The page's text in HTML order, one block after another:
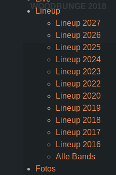
Lineup
Lineup 2027
Lineup 2026
Lineup 2025
Lineup 2024
Lineup 2023
Lineup 2022
Lineup 2020
Lineup 2019
Lineup 2018
Lineup 2017
Lineup 2016
Alle Bands
Fotos
WOODBUNGE 2018